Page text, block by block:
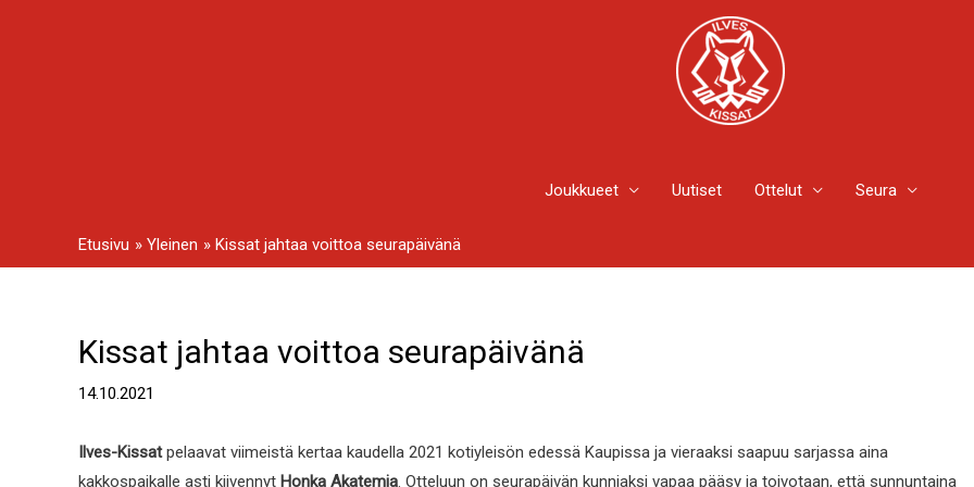
Joukkueet Uutiset Ottelut Seura
Etusivu Yleinen Kissat jahtaa voittoa seurapäivänä
Kissat jahtaa voittoa seurapäivänä
14.10.2021
Ilves-Kissatpelaavat viimeistä kertaa kaudella 2021 kotiyleisön edessä Kaupissa ja vieraaksi saapuu sarjassa aina
kakkospaikalle asti kiivennyt Honka Akatemia. Otteluun on seurapäivän kunniaksi vapaa pääsy ja toivotaan, että sunnuntaina
Artikkelien